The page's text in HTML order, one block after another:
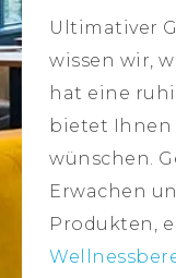
Ultimativer
wissen wir,
hat eine
bietet Ihnen
wünschen.
Erwachen
Produkten,